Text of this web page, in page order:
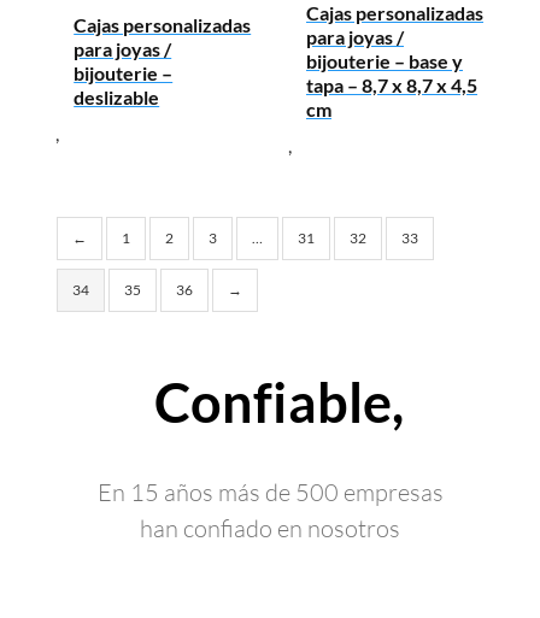
Cajas personalizadas
para joyas /
bijouterie –
deslizable
,
Cajas personalizadas
para joyas /
bijouterie – base y
tapa – 8,7 x 8,7 x 4,5
cm
,
← 1 2 3 … 31 32 33
34 35 36 →
Confiable,
En 15 años más de 500 empresas
han confiado en nosotros